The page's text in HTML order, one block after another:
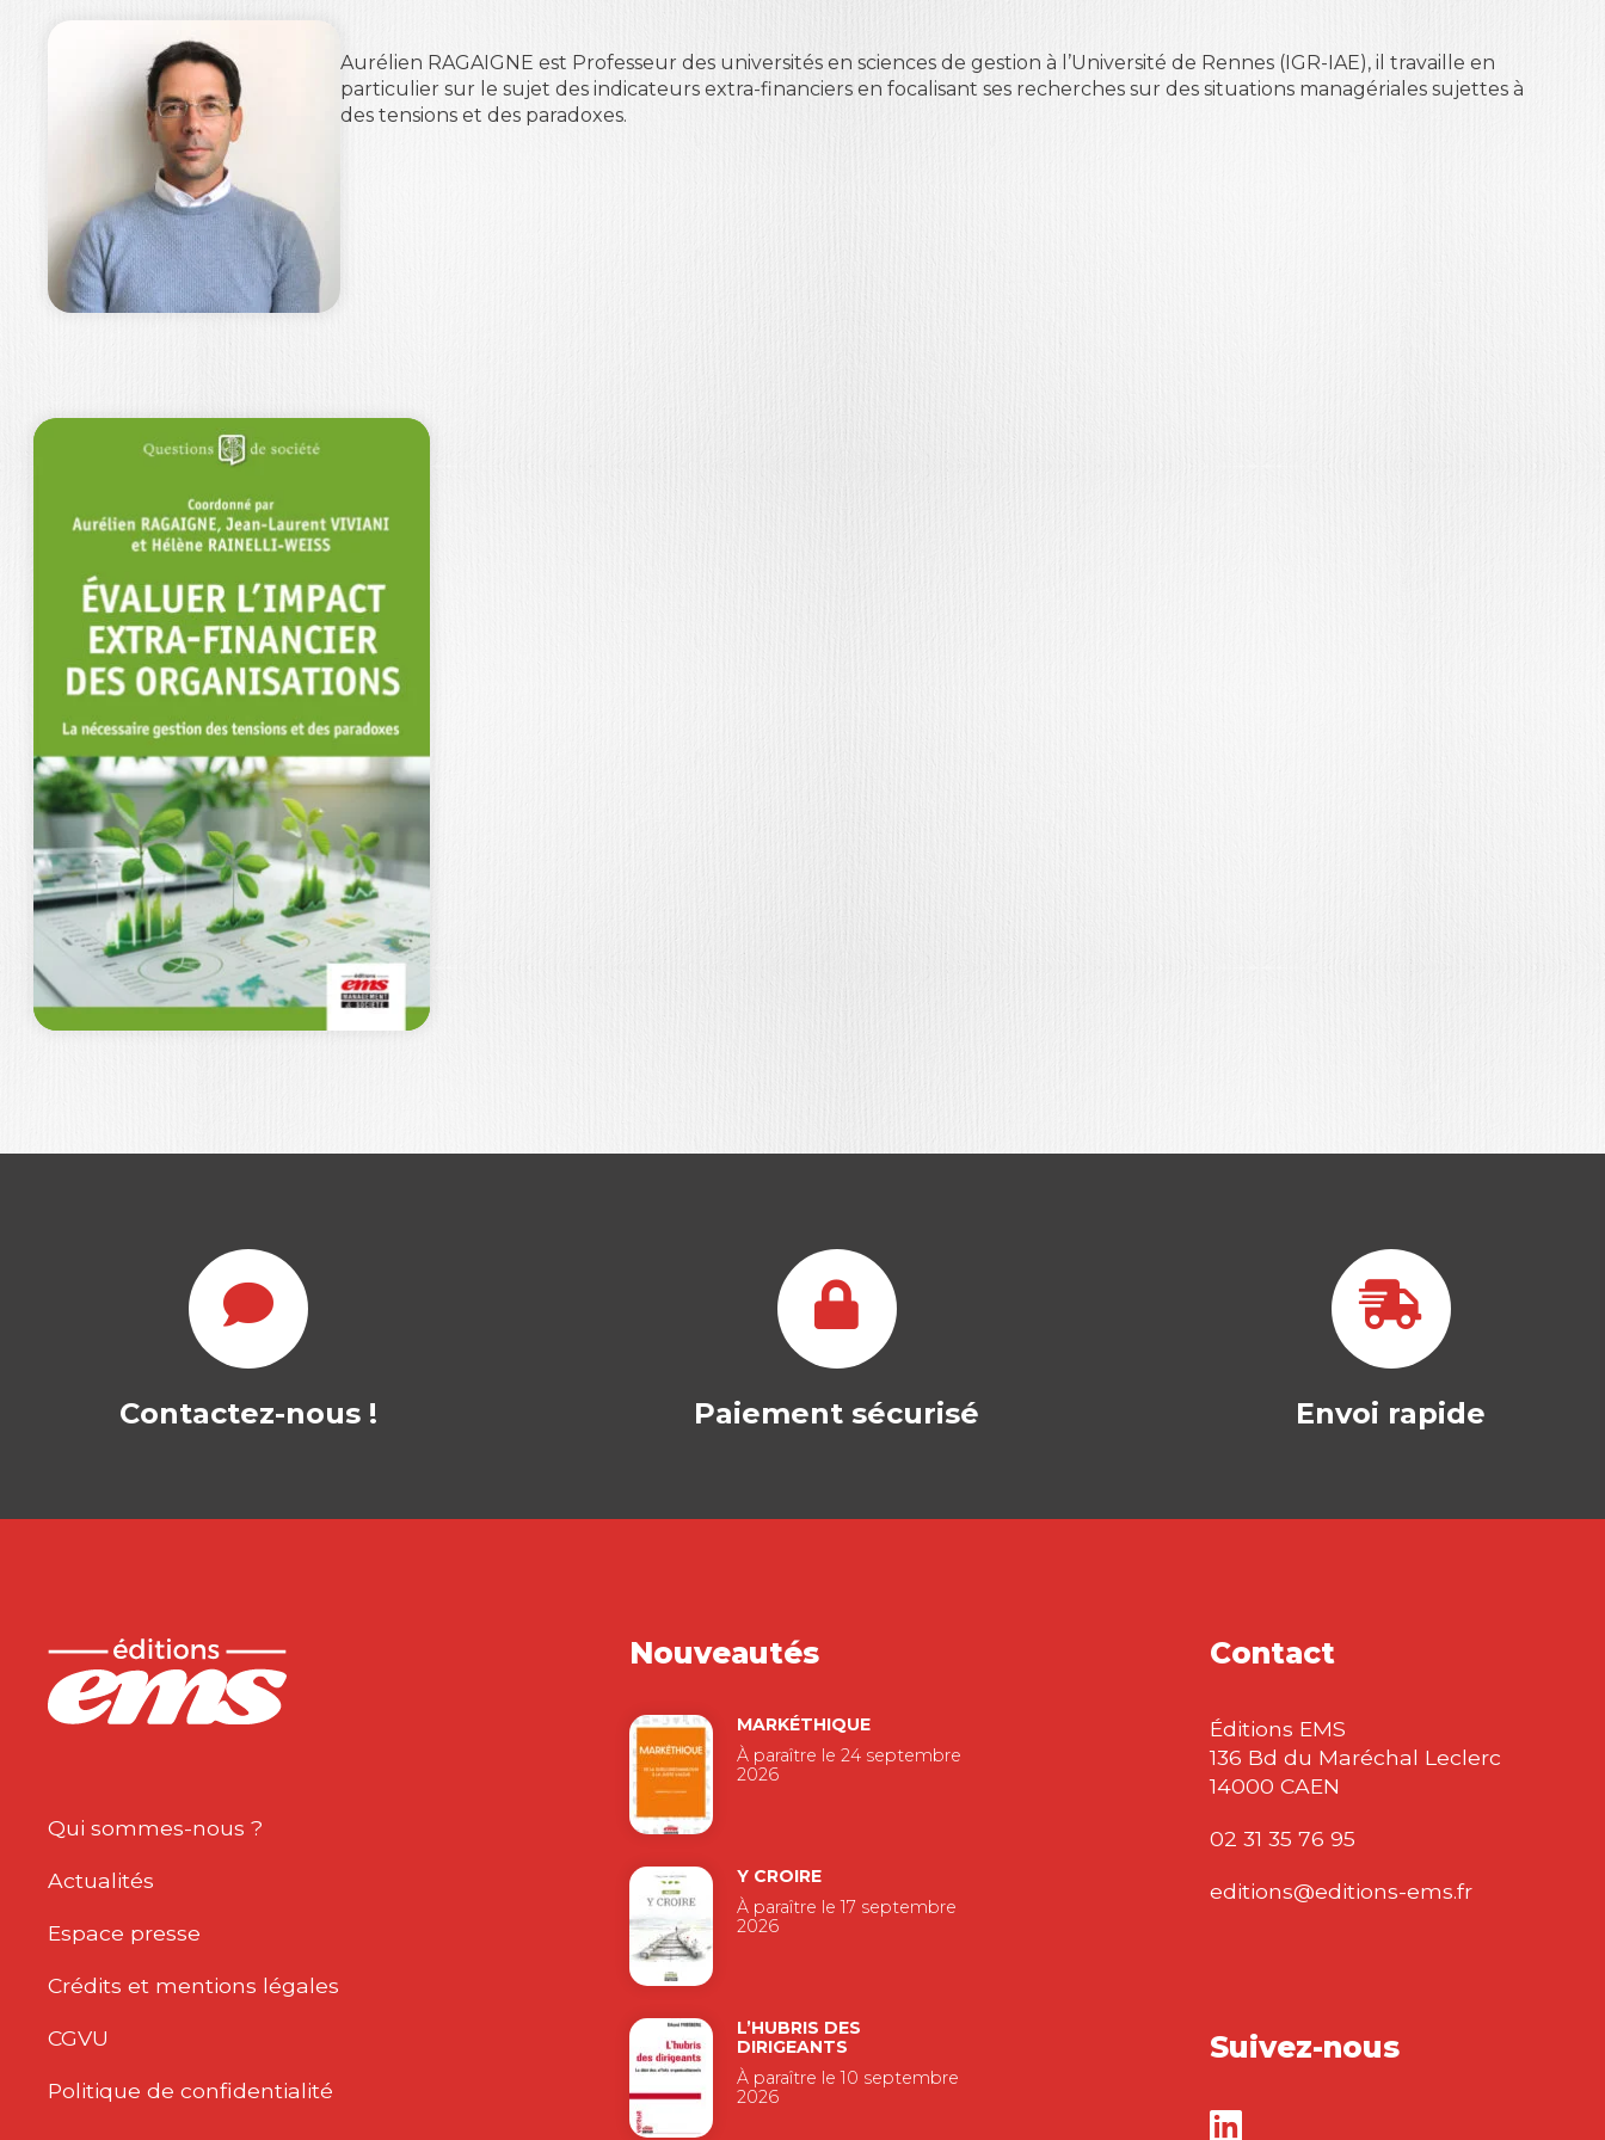
Aurélien RAGAIGNE est Professeur des universités en sciences de gestion à l’Université de Rennes (IGR-IAE), il travaille en
particulier sur le sujet des indicateurs extra-financiers en focalisant ses recherches sur des situations managériales sujettes à
des tensions et des paradoxes.
L’IMPACT EXTRA-
FINANCIER DES
ORGANISATIONS
JEAN-LAURENT VIVIANI|
Collectif » L’évaluation extra-
Contactez-nous ! Paiement sécurisé Envoi rapide
Qui sommes-nous ?
Actualités
Espace presse
Crédits et mentions légales
CGVU
Politique de confidentialité
Nouveautés
MARKÉTHIQUE
À paraître le 24 septembre
2026
Y CROIRE
À paraître le 17 septembre
2026
L’HUBRIS DES
DIRIGEANTS
À paraître le 10 septembre
2026
Contact
Éditions EMS
136 Bd du Maréchal Leclerc
14000 CAEN
02 31 35 76 95
editions@editions-ems.fr
Suivez-nous